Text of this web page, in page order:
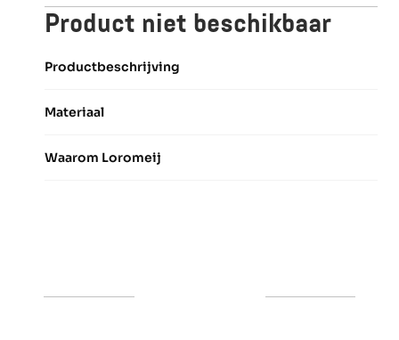
Product niet beschikbaar
Productbeschrijving
Materiaal
Waarom Loromeij